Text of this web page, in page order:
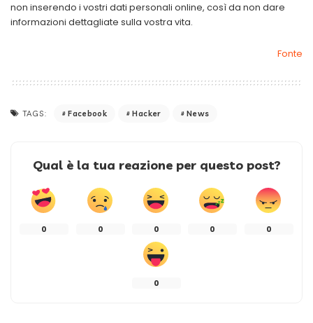
non inserendo i vostri dati personali online, così da non dare
informazioni dettagliate sulla vostra vita.
Fonte
TAGS: Facebook Hacker News
Qual è la tua reazione per questo post?
0 0 0 0 0
0